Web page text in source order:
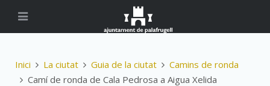
Inici La ciutat Guia de la ciutat
Camins de ronda
Camí de ronda de Cala Pedrosa a Aigua Xelida